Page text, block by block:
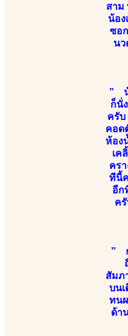
สาม
น้อ
ซอ
นว
” น้
ก็นั่
ครับ
คอด
ห้อง
เค
คร
ทีนี้
อีก
ค
”
สัมภ
บน
ทน
ด้า